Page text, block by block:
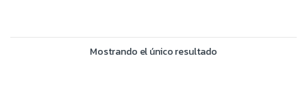
Mostrando el único resultado